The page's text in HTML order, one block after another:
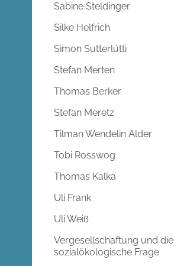
Sabine Steldinger
Silke Helfrich
Simon Sutterlütti
Stefan Merten
Thomas Berker
Stefan Meretz
Tilman Wendelin Alder
Tobi Rosswog
Thomas Kalka
Uli Frank
Uli Weiß
Vergesellschaftung und die
sozialökologische Frage